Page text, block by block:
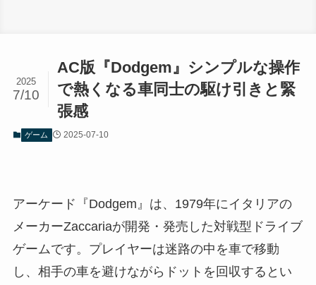
AC版『Dodgem』シンプルな操作
で熱くなる車同士の駆け引きと緊
張感
2025
7/10
ゲーム 2025-07-10
アーケード『Dodgem』は、1979年にイタリアの
メーカーZaccariaが開発・発売した対戦型ドライブ
ゲームです。プレイヤーは迷路の中を車で移動
し、相手の車を避けながらドットを回収するとい